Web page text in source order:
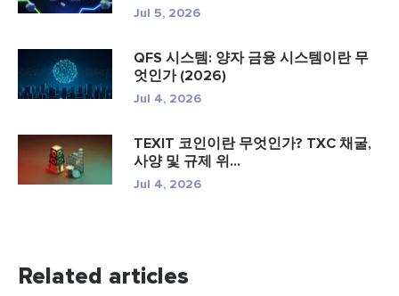
Jul 5, 2026
QFS 시스템: 양자 금융 시스템이란 무
엇인가 (2026)
Jul 4, 2026
TEXIT 코인이란 무엇인가? TXC 채굴,
사양 및 규제 위...
Jul 4, 2026
Related articles